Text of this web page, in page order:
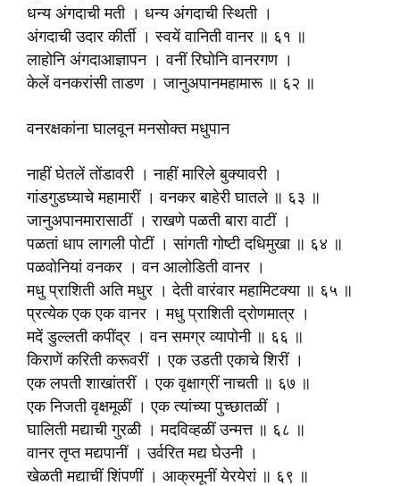
धन्य अंगदाची मती । धन्य अंगदाची स्थिती ।
अंगदाची उदार कीर्ती । स्वयें वानिती वानर ॥ ६१ ॥
लाहोनि अंगदाआज्ञापन । वनीं रिघोनि वानरगण ।
केलें वनकरांसी ताडण । जानुअपानमहामारू ॥ ६२ ॥
वनरक्षकांना घालवून मनसोक्त मधुपान
नाहीं घेतलें तोंडावरी । नाहीं मारिले बुक्यावरी ।
गांडगुडघ्याचे महामारीं । वनकर बाहेरी घातले ॥ ६३ ॥
जानुअपानमारासाठीं । राखणे पळती बारा वाटीं ।
पळतां धाप लागली पोटीं । सांगती गोष्टी दधिमुखा ॥ ६४ ॥
पळवोनियां वनकर । वन आलोडिती वानर ।
मधु प्राशिती अति मधुर । देती वारंवार महामिटक्या ॥ ६५ ॥
प्रत्येक एक एक वानर । मधु प्राशिती द्रोणमात्र ।
मदें डुल्लती कपींद्र । वन समग्र व्यापोनी ॥ ६६ ॥
किराणें करिती करूवरीं । एक उडती एकाचे शिरीं ।
एक लपती शाखांतरीं । एक वृक्षाग्रीं नाचती ॥ ६७ ॥
एक निजती वृक्षमूळीं । एक त्यांच्या पुच्छातळीं ।
घालिती मद्याची गुरळी । मदविव्हळीं उन्मत्त ॥ ६८ ॥
वानर तृप्त मद्यपानीं । उर्वरित मद्य घेउनी ।
खेळती मद्याचीं शिंपणीं । आक्रमूनीं येरयेरां ॥ ६९ ॥